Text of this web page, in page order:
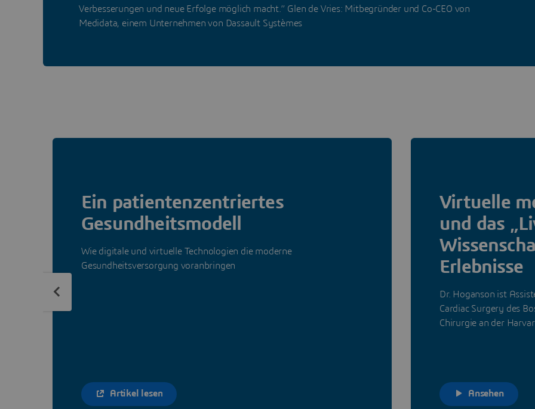
Verbesserungen und neue Erfolge möglich macht.” Glen de Vries: Mitbegründer und Co-CEO von
Medidata, einem Unternehmen von Dassault Systèmes
Ein patientenzentriertes
Gesundheitsmodell
Wie digitale und virtuelle Technologien die moderne
Gesundheitsversorgung voranbringen
Artikel lesen
Virtuelle
und das
Erlebnisse
Dr. Hoganson ist
Cardiac Surgery des
Chirurgie an der
Ansehen